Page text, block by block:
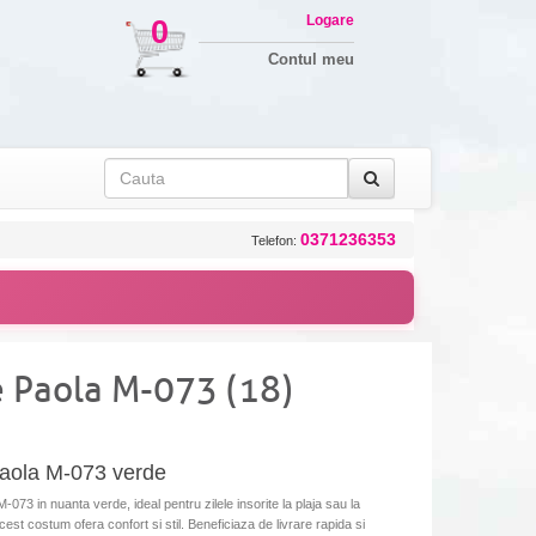
0 Logare
Contul meu
Telefon: 0371236353
M-073 (18)
M-073 verde
073 in nuanta verde, ideal pentru zilele insorite la plaja sau la
costum ofera confort si stil. Beneficiaza de livrare rapida si